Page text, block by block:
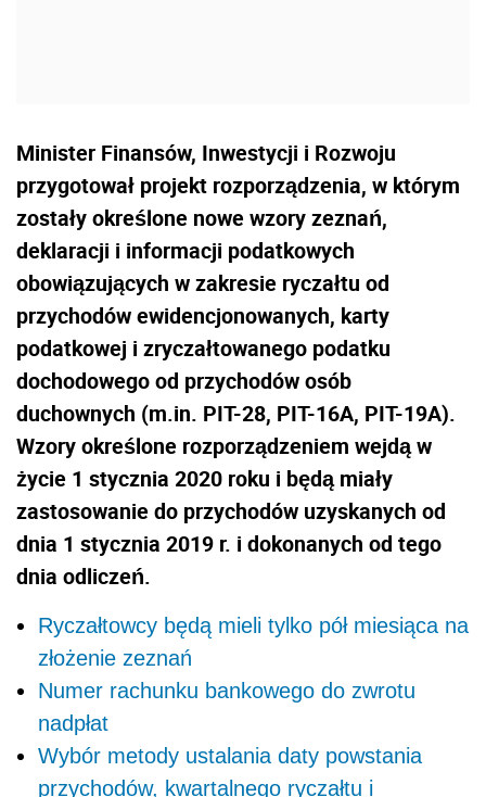
Minister Finansów, Inwestycji i Rozwoju
przygotował projekt rozporządzenia, w którym
zostały określone nowe wzory zeznań,
deklaracji i informacji podatkowych
obowiązujących w zakresie ryczałtu od
przychodów ewidencjonowanych, karty
podatkowej i zryczałtowanego podatku
dochodowego od przychodów osób
duchownych (m.in. PIT-28, PIT-16A, PIT-19A).
Wzory określone rozporządzeniem wejdą w
życie 1 stycznia 2020 roku i będą miały
zastosowanie do przychodów uzyskanych od
dnia 1 stycznia 2019 r. i dokonanych od tego
dnia odliczeń.
Ryczałtowcy będą mieli tylko pół miesiąca na
złożenie zeznań
Numer rachunku bankowego do zwrotu
nadpłat
Wybór metody ustalania daty powstania
przychodów, kwartalnego ryczałtu i